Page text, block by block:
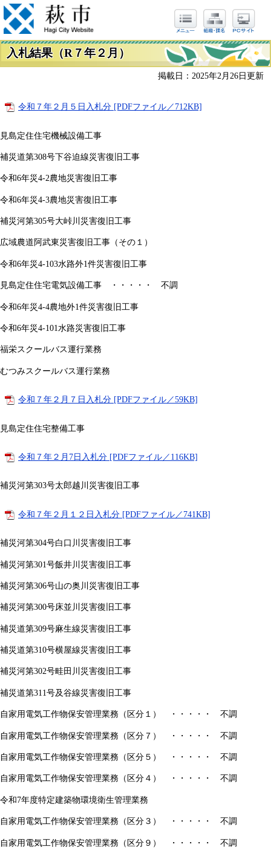
入札結果（R７年２月）
掲載日：2025年2月26日更新
令和７年２月５日入札分 [PDFファイル／712KB]
見島定住住宅機械設備工事
補災道第308号下谷迫線災害復旧工事
令和6年災4-2農地災害復旧工事
令和6年災4-3農地災害復旧工事
補災河第305号大峠川災害復旧工事
広域農道阿武東災害復旧工事（その１）
令和6年災4-103水路外1件災害復旧工事
見島定住住宅電気設備工事 ・・・・・ 不調
令和6年災4-4農地外1件災害復旧工事
令和6年災4-101水路災害復旧工事
福栄スクールバス運行業務
むつみスクールバス運行業務
令和７年２月７日入札分 [PDFファイル／59KB]
見島定住住宅整備工事
令和７年２月7日入札分 [PDFファイル／116KB]
補災河第303号太郎越川災害復旧工事
令和７年２月１２日入札分 [PDFファイル／741KB]
補災河第304号白口川災害復旧工事
補災河第301号飯井川災害復旧工事
補災河第306号山の奥川災害復旧工事
補災河第300号床並川災害復旧工事
補災道第309号麻生線災害復旧工事
補災道第310号横屋線災害復旧工事
補災河第302号畦田川災害復旧工事
補災道第311号及谷線災害復旧工事
自家用電気工作物保安管理業務（区分１） ・・・・・ 不調
自家用電気工作物保安管理業務（区分７） ・・・・・ 不調
自家用電気工作物保安管理業務（区分５） ・・・・・ 不調
自家用電気工作物保安管理業務（区分４） ・・・・・ 不調
令和7年度特定建築物環境衛生管理業務
自家用電気工作物保安管理業務（区分３） ・・・・・ 不調
自家用電気工作物保安管理業務（区分９） ・・・・・ 不調